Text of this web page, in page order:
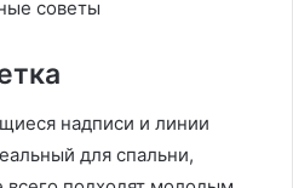
надписи и линии
для спальни,